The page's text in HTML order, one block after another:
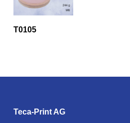
T0105
Teca-Print AG